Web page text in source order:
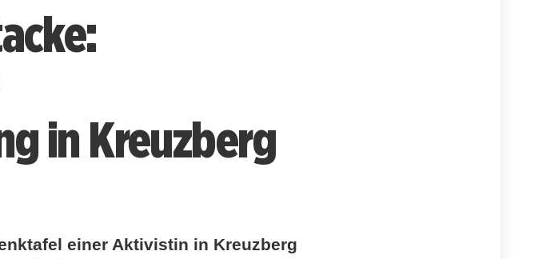
in Kreuzberg
einer Aktivistin in Kreuzberg